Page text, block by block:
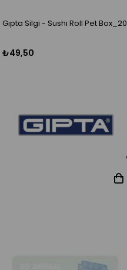
Gıpta Silgi - Sushı Roll Pet Box_20
₺49,50